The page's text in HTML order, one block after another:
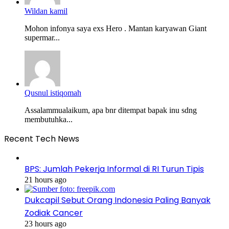
Wildan kamil
Mohon infonya saya exs Hero . Mantan karyawan Giant
supermar...
Qusnul istiqomah
Assalammualaikum, apa bnr ditempat bapak inu sdng
membutuhka...
Recent Tech News
BPS: Jumlah Pekerja Informal di RI Turun Tipis
21 hours ago
Dukcapil Sebut Orang Indonesia Paling Banyak
Zodiak Cancer
23 hours ago